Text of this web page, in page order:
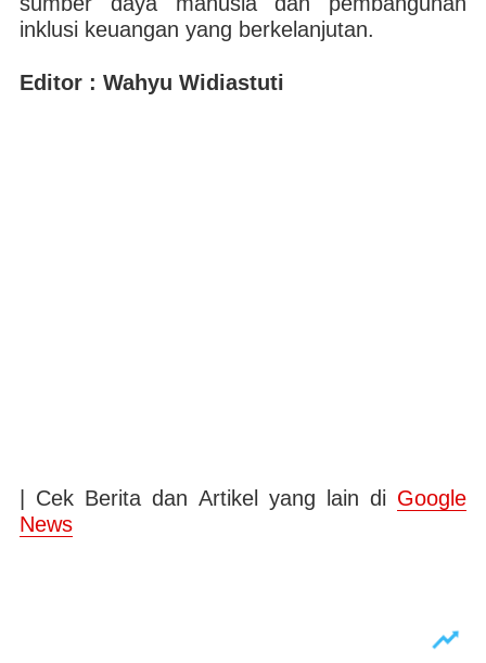
inklusi keuangan yang berkelanjutan.
Editor : Wahyu Widiastuti
| Cek Berita dan Artikel yang lain di Google
News